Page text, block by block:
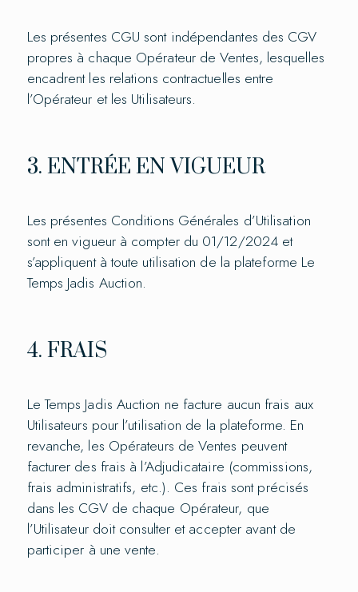
Les présentes CGU sont indépendantes des CGV
propres à chaque Opérateur de Ventes, lesquelles
encadrent les relations contractuelles entre
l’Opérateur et les Utilisateurs.
3. ENTRÉE EN VIGUEUR
Les présentes Conditions Générales d’Utilisation
sont en vigueur à compter du 01/12/2024 et
s’appliquent à toute utilisation de la plateforme Le
Temps Jadis Auction.
4. FRAIS
Le Temps Jadis Auction ne facture aucun frais aux
Utilisateurs pour l’utilisation de la plateforme. En
revanche, les Opérateurs de Ventes peuvent
facturer des frais à l’Adjudicataire (commissions,
frais administratifs, etc.). Ces frais sont précisés
dans les CGV de chaque Opérateur, que
l’Utilisateur doit consulter et accepter avant de
participer à une vente.